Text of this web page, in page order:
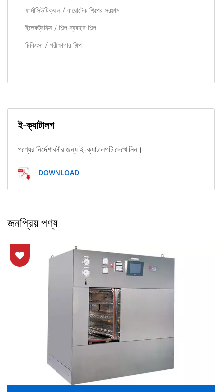
ফার্মাসিউটিক্যাল / বায়োটেক শিল্পের সরঞ্জাম
ইলেকট্রনিক্স / শিল্প-ব্যবহার শিল্প
চিকিৎসা / পরীক্ষাগার শিল্প
ই-ক্যাটালগ
পণ্যের নির্দেশাবলীর জন্য ই-ক্যাটালগটি দেখে নিন।
DOWNLOAD
জনপ্রিয় পণ্য